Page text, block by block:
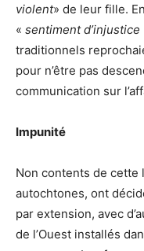
violent» de leur fille.
« sentiment d’injustice
traditionnels
pour n’être pas
communication sur
Impunité
Non contents de
autochtones, ont
par extension, avec
de l’Ouest installés